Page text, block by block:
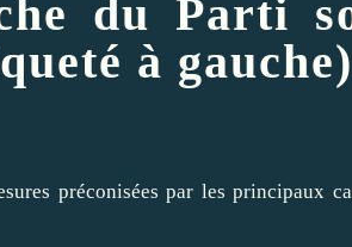
du Parti
à
préconisées par les principaux